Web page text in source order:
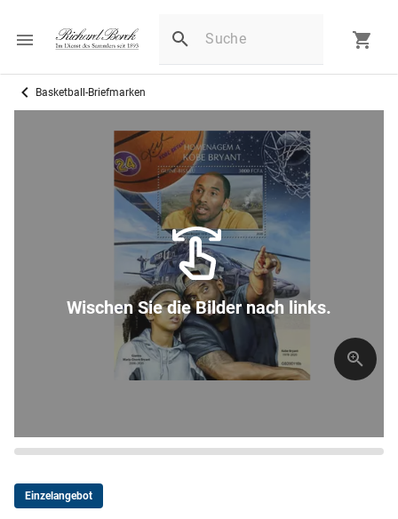
Basketball-Briefmarken
Wischen Sie die Bilder nach links.
Einzelangebot